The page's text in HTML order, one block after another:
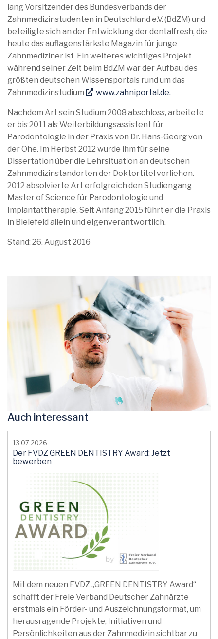
lang Vorsitzender des Bundesverbands der
Zahnmedizinstudenten in Deutschland e.V. (BdZM) und
beteiligte sich an der Entwicklung der dentalfresh, die
heute das auflagenstärkste Magazin für junge
Zahnmediziner ist. Ein weiteres wichtiges Projekt
während seiner Zeit beim BdZM war der Aufbau des
größten deutschen Wissensportals rund um das
Zahnmedizinstudium
www.zahniportal.de.
Nachdem Art sein Studium 2008 abschloss, arbeitete
er bis 2011 als Weiterbildungsassistent für
Parodontologie in der Praxis von Dr. Hans-Georg von
der Ohe. Im Herbst 2012 wurde ihm für seine
Dissertation über die Lehrsituation an deutschen
Zahnmedizinstandorten der Doktortitel verliehen.
2012 absolvierte Art erfolgreich den Studiengang
Master of Science für Parodontologie und
Implantattherapie. Seit Anfang 2015 führt er die Praxis
in Bielefeld allein und eigenverantwortlich.
Stand: 26. August 2016
Auch interessant
13.07.2026
Der FVDZ GREEN DENTISTRY Award: Jetzt
bewerben
Mit dem neuen FVDZ „GREEN DENTISTRY Award“
schafft der Freie Verband Deutscher Zahnärzte
erstmals ein Förder- und Auszeichnungsformat, um
herausragende Projekte, Initiativen und
Persönlichkeiten aus der Zahnmedizin sichtbar zu